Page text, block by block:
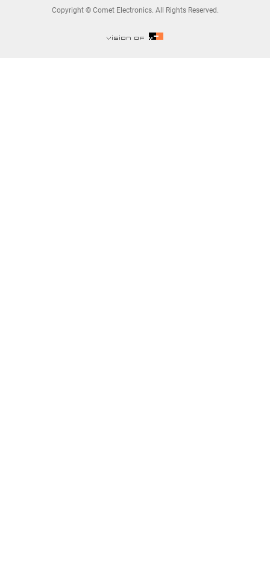
Copyright © Comet Electronics. All Rights Reserved.